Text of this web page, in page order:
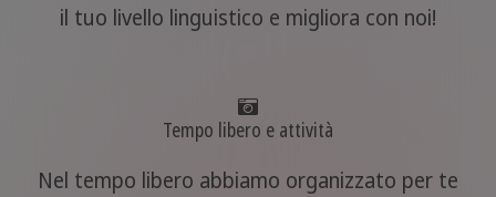
il tuo livello linguistico e migliora con noi!
Tempo libero e attività
Nel tempo libero abbiamo organizzato per te